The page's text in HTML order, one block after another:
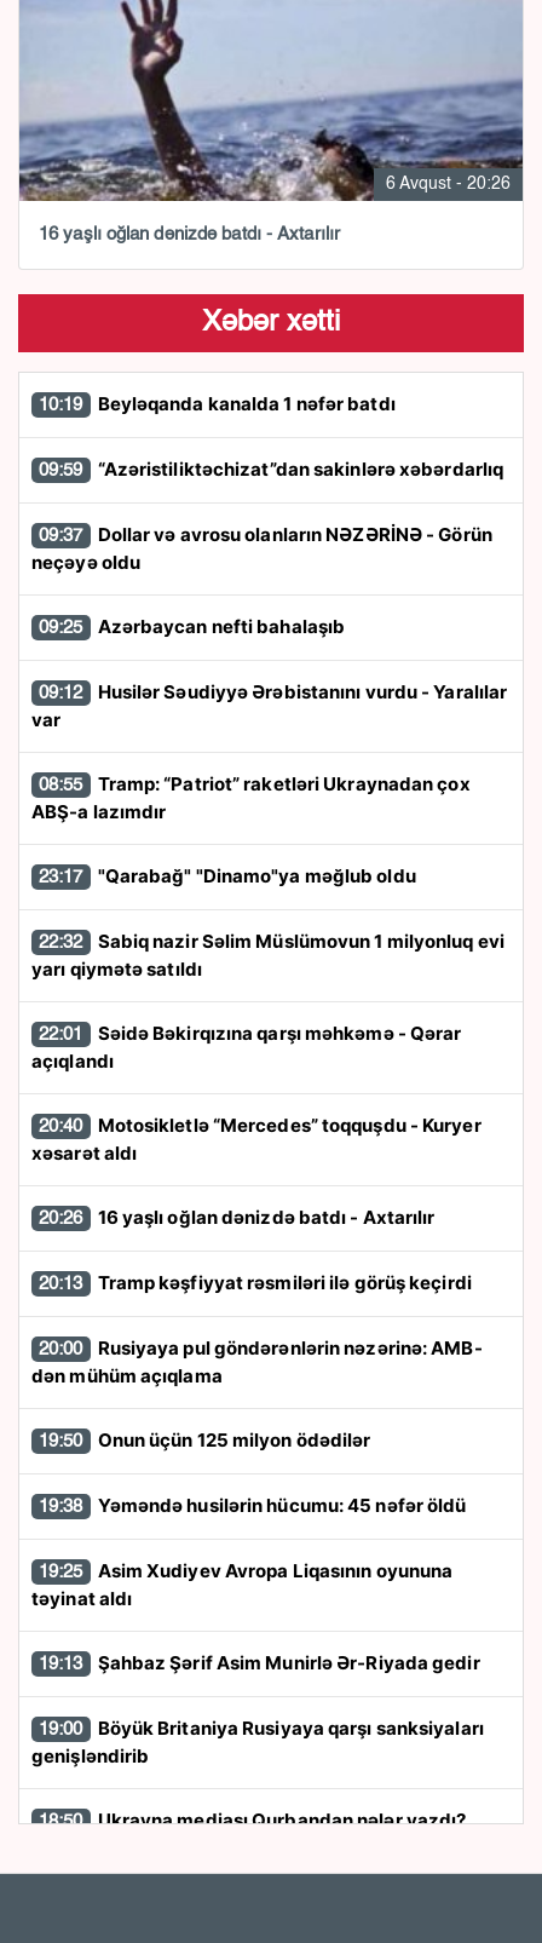
6 Avqust - 20:26
16 yaşlı oğlan dənizdə batdı - Axtarılır
Xəbər xətti
10:19 Beyləqanda kanalda 1 nəfər batdı
09:59 “Azəristiliktəchizat”dan sakinlərə xəbərdarlıq
09:37
neçəyə oldu
09:25 Azərbaycan nefti bahalaşıb
09:12
var
08:55
ABŞ-a lazımdır
23:17 "Qarabağ" "Dinamo"ya məğlub oldu
22:32
yarı qiymətə satıldı
22:01
açıqlandı
20:40
xəsarət aldı
20:26 16 yaşlı oğlan dənizdə batdı - Axtarılır
20:13 Tramp kəşfiyyat rəsmiləri ilə görüş keçirdi
20:00
dən mühüm açıqlama
19:50 Onun üçün 125 milyon ödədilər
19:38 Yəməndə husilərin hücumu: 45 nəfər öldü
19:25
təyinat aldı
19:13 Şahbaz Şərif Asim Munirlə Ər-Riyada gedir
19:00
genişləndirib
18:50 Ukrayna mediası Qurbandan nələr yazdı?